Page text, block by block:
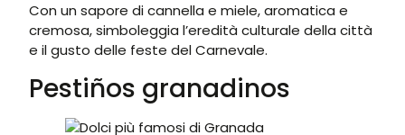
Con un sapore di cannella e miele, aromatica e
cremosa, simboleggia l’eredità culturale della città
e il gusto delle feste del Carnevale.
Pestiños granadinos